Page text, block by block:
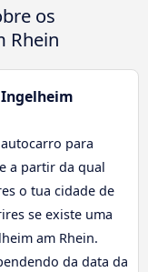
os
Rhein
para
a partir da qual
o tua cidade de
se existe uma
am Rhein.
da data da